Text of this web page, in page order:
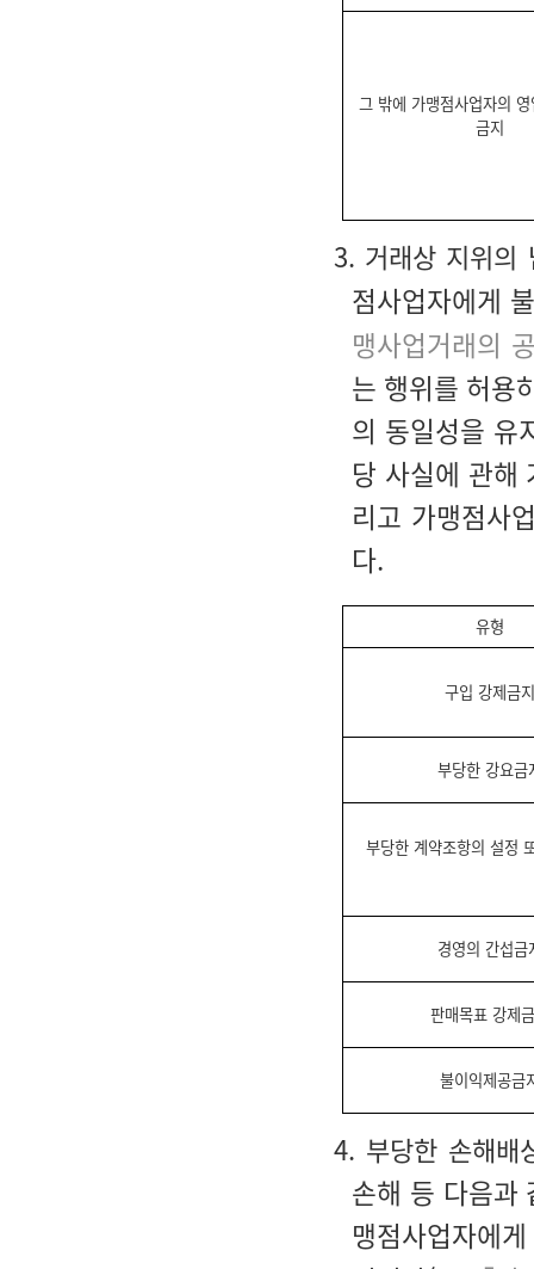
그 밖에 가맹점사업자의
금지
3. 거래상 지위
점사업자에게
맹사업거래의
는 행위를 허용
의 동일성을 유
당 사실에 관해
리고 가맹점사
다.
유형
구입 강제금지
부당한 강요금
부당한 계약조항의 설정
경영의 간섭금
판매목표 강제
불이익제공금
4. 부당한 손해배
손해 등 다음과
맹점사업자에